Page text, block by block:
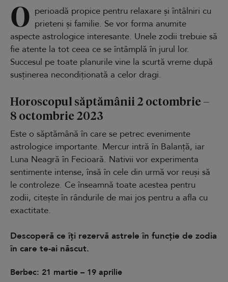
O perioadă propice pentru relaxare și întâlniri cu
prieteni și familie. Se vor forma anumite
aspecte astrologice interesante. Unele zodii trebuie să
fie atente la tot ceea ce se întâmplă în jurul lor.
Succesul pe toate planurile vine la scurtă vreme după
susținerea necondiționată a celor dragi.
Horoscopul săptămânii 2 octombrie –
8 octombrie 2023
Este o săptămână în care se petrec evenimente
astrologice importante. Mercur intră în Balanță, iar
Luna Neagră în Fecioară. Nativii vor experimenta
sentimente intense, însă în cele din urmă vor reuși să
le controleze. Ce înseamnă toate acestea pentru
zodii, citește în rândurile de mai jos pentru a afla cu
exactitate.
Descoperă ce îți rezervă astrele în funcție de zodia
în care te-ai născut.
Berbec: 21 martie – 19 aprilie